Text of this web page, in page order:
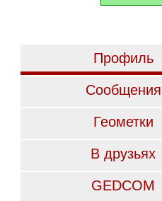
Профиль
Сообщения
Геометки
В друзьях
GEDCOM